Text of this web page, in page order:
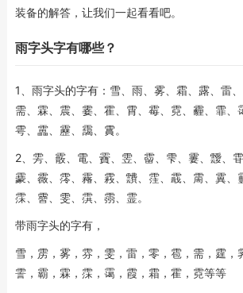
装备的解答，让我们一起看看吧。
雨字头字有哪些？
1、雨字头的字有：雪、雨、雾、霜、露、雷、
需、霖、震、霎、霍、霄、霉、霓、霾、霏、
雩、靁、靂、靄、霣。
2、雱、霰、電、靌、雴、霤、雫、霋、靉、雸
靀、霺、霗、霿、霚、靅、霔、霵、霌、霬、
霂、霫、雯、霟、霛、霊。
带雨字头的字有，
雪，雳，雾，雰，雯，雷，零，雹，需，霆，
霅，霸，霖，霂，霭，霞，霜，霍，霓等等